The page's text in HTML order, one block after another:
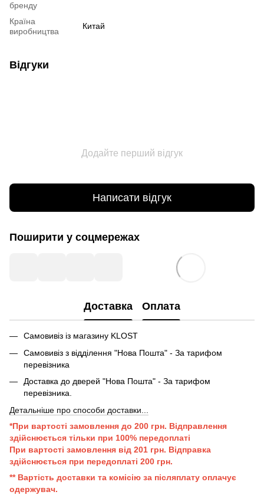
бренду
Країна
виробництва
Китай
Відгуки
Додайте перший відгук
Написати відгук
Поширити у соцмережах
Доставка Оплата
Самовивіз із магазину KLOST
Самовивіз з відділення "Нова Пошта" - За тарифом
перевізника
Доставка до дверей "Нова Пошта" - За тарифом
перевізника.
Детальніше про способи доставки...
*При вартості замовлення до 200 грн. Відправлення
здійснюється тільки при 100% передоплаті
При вартості замовлення від 201 грн. Відправка
здійснюється при передоплаті 200 грн.
** Вартість доставки та комісію за післяплату оплачує
одержувач.